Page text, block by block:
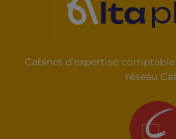
Cabinet d’expertise
réseau